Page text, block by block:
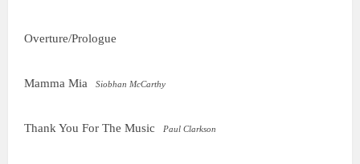
Overture/Prologue
Mamma Mia Siobhan McCarthy
Thank You For The Music Paul Clarkson